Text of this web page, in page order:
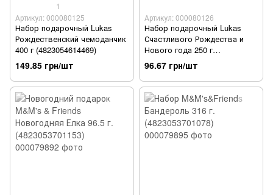
1
Артикул: 000080125
Набор подарочный Lukas
Рождественский чемоданчик
400 г (4823054614469)
149.85 грн/шт
Артикул: 000080126
Набор подарочный Lukas
Счастливого Рождества и
Нового года 250 г
(4823054614452).
96.67 грн/шт